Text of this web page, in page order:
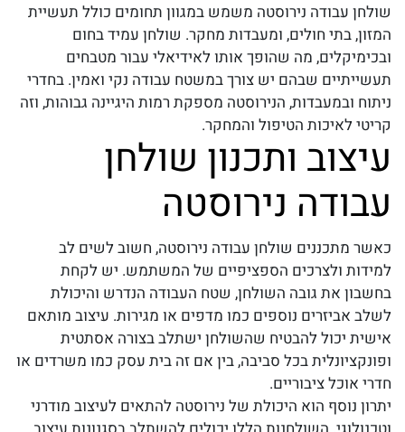
שולחן עבודה נירוסטה משמש במגוון תחומים כולל תעשיית
המזון, בתי חולים, ומעבדות מחקר. שולחן עמיד בחום
ובכימיקלים, מה שהופך אותו לאידיאלי עבור מטבחים
תעשייתיים שבהם יש צורך במשטח עבודה נקי ואמין. בחדרי
ניתוח ובמעבדות, הנירוסטה מספקת רמות היגיינה גבוהות, וזה
קריטי לאיכות הטיפול והמחקר.
עיצוב ותכנון שולחן
עבודה נירוסטה
כאשר מתכננים שולחן עבודה נירוסטה, חשוב לשים לב
למידות ולצרכים הספציפיים של המשתמש. יש לקחת
בחשבון את גובה השולחן, שטח העבודה הנדרש והיכולת
לשלב אביזרים נוספים כמו מדפים או מגירות. עיצוב מותאם
אישית יכול להבטיח שהשולחן ישתלב בצורה אסתטית
ופונקציונלית בכל סביבה, בין אם זה בית עסק כמו משרדים או
חדרי אוכל ציבוריים.
יתרון נוסף הוא היכולת של נירוסטה להתאים לעיצוב מודרני